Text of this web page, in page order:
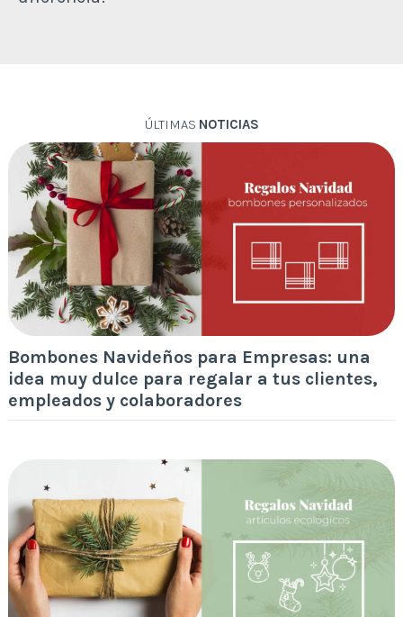
ÚLTIMAS NOTICIAS
Bombones Navideños para Empresas: una
idea muy dulce para regalar a tus clientes,
empleados y colaboradores